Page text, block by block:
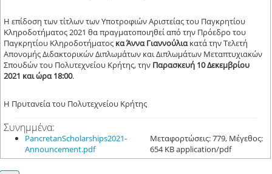
Η επίδοση των τίτλων των Υποτροφιών Αριστείας του Παγκρητίου
Κληροδοτήματος 2021 θα πραγματοποιηθεί από την Πρόεδρο του
Παγκρητίου Κληροδοτήματος κα Άννα Γιαννούλιακατά την Τελετή
Απονομής Διδακτορικών Διπλωμάτων και Διπλωμάτων Μεταπτυχιακών
Σπουδών του Πολυτεχνείου Κρήτης, την Παρασκευή 10 Δεκεμβρίου
2021 και ώρα 18:00.
Η Πρυτανεία του Πολυτεχνείου Κρήτης
Συνημμένα:
PancretanScholarships2021-
Announcement.pdf
Μεταφορτώσεις: 779, Μέγεθος:
654 KB application/pdf